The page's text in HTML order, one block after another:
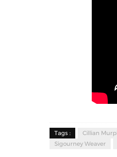
Tags : Cillian
Sigourney Weaver